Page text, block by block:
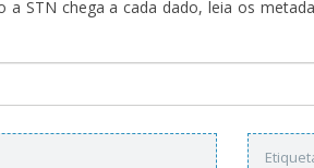
STN chega a cada dado, leia os